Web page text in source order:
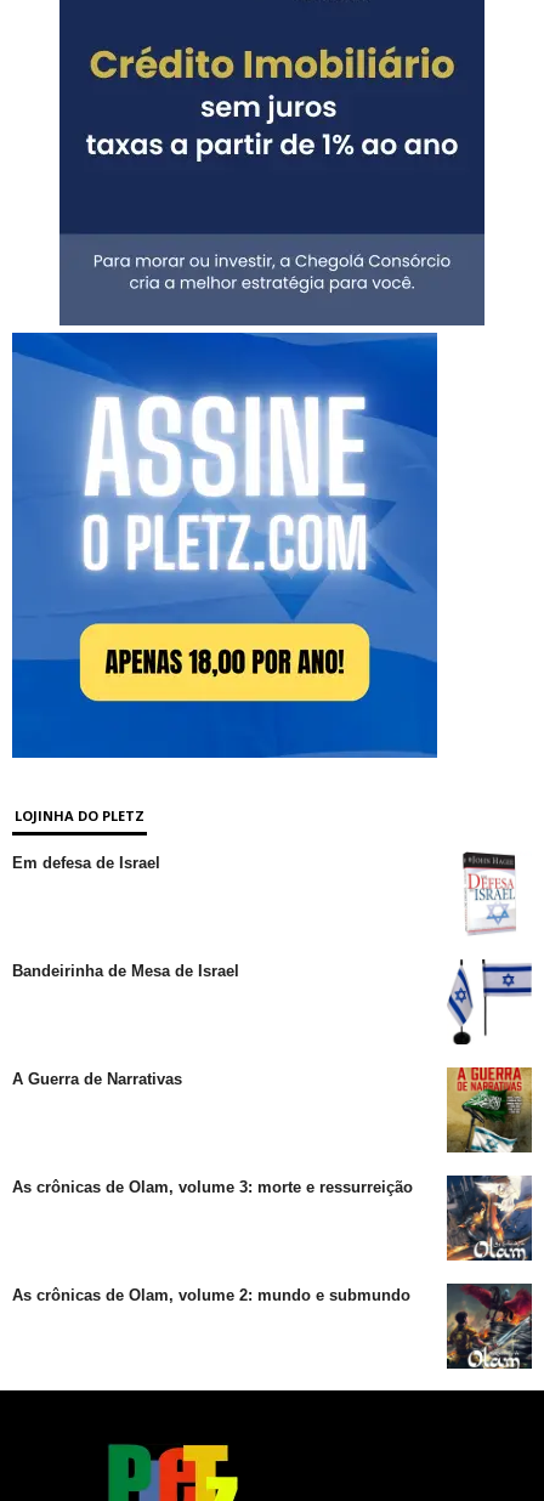
LOJINHA DO PLETZ
Em defesa de Israel
Bandeirinha de Mesa de Israel
A Guerra de Narrativas
As crônicas de Olam, volume 3: morte e ressurreição
As crônicas de Olam, volume 2: mundo e submundo